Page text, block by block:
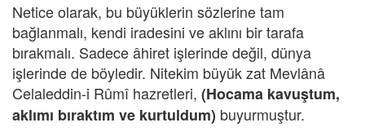
Netice olarak, bu büyüklerin sözlerine tam
bağlanmalı, kendi iradesini ve aklını bir tarafa
bırakmalı. Sadece âhiret işlerinde değil, dünya
işlerinde de böyledir. Nitekim büyük zat Mevlânâ
Celaleddin-i Rûmî hazretleri, (Hocama kavuştum,
aklımı bıraktım ve kurtuldum) buyurmuştur.